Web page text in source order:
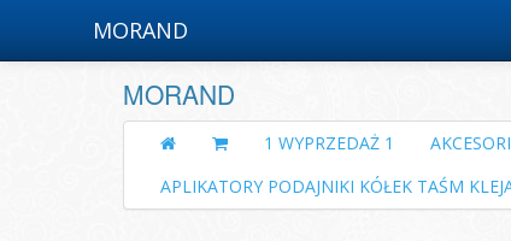
MORAND
MORAND
1 WYPRZEDAŻ 1
APLIKATORY PODAJNIKI KÓŁEK TAŚM